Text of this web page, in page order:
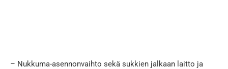
– Nukkuma-asennonvaihto sekä sukkien jalkaan laitto ja